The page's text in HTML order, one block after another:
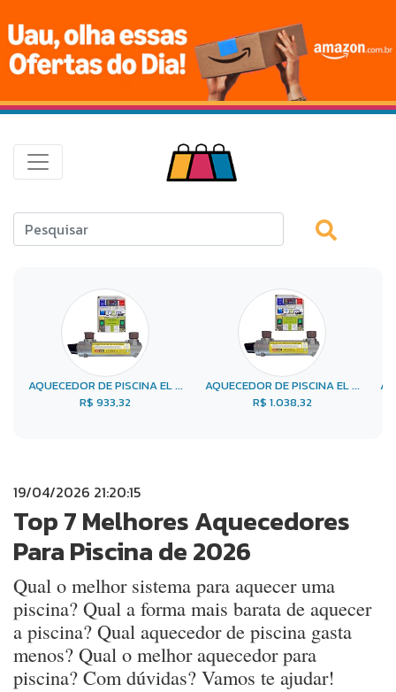
AQUECEDOR DE PISCINA EL ...
R$ 933,32
AQUECEDOR DE PISCINA EL ...
R$ 1.038,32
19/04/2026 21:20:15
Top 7 Melhores Aquecedores
Para Piscina de 2026
Qual o melhor sistema para aquecer uma
piscina? Qual a forma mais barata de aquecer
a piscina? Qual aquecedor de piscina gasta
menos? Qual o melhor aquecedor para
piscina? Com dúvidas? Vamos te ajudar!